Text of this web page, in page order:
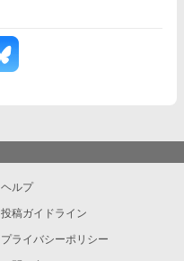
ヘルプ
投稿ガイドライン
プライバシーポリシー